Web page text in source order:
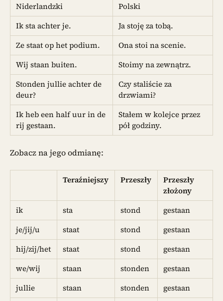
Niderlandzki
Polski
Ik sta achter je.
Ja stoję za tobą.
Ze staat op het podium.
Ona stoi na scenie.
Wij staan buiten.
Stoimy na zewnątrz.
Stonden jullie achter de
deur?
Czy staliście za
drzwiami?
Ik heb een half uur in de
rij gestaan.
Stałem w kolejce przez
pół godziny.
Zobacz na jego odmianę:
Teraźniejszy Przeszły
Przeszły
złożony
ik
sta stond
gestaan
je/jij/u
staat stond
gestaan
hij/zij/het
staat stond
gestaan
we/wij
staan stonden
gestaan
jullie
staan stonden
gestaan